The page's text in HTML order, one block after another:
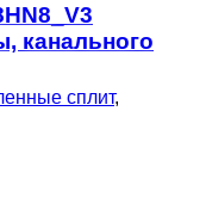
канального
сплит,